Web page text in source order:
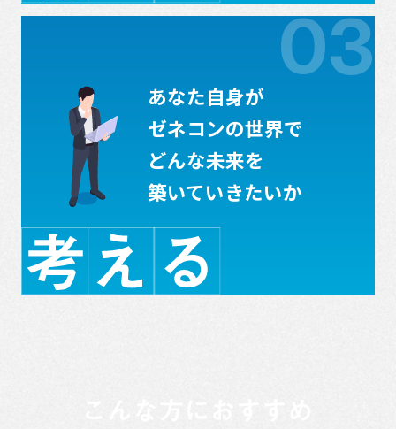
03
あなた自身が
ゼネコンの世界で
どんな未来を
築いていきたいか